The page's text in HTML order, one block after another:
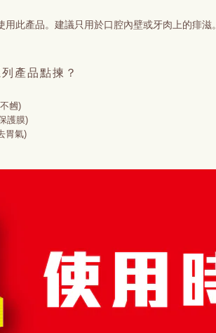
此產品。建議只用於口腔內壁或牙肉上的痱滋。
產品點揀？
乸)
護膜)
胃氣)